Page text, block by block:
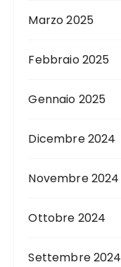
Marzo 2025
Febbraio 2025
Gennaio 2025
Dicembre 2024
Novembre 2024
Ottobre 2024
Settembre 2024